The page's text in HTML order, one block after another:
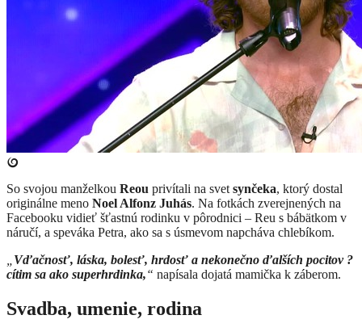
So svojou manželkou Reou privítali na svet synčeka, ktorý dostal
originálne meno Noel Alfonz Juhás. Na fotkách zverejnených na
Facebooku vidieť šťastnú rodinku v pôrodnici – Reu s bábätkom v
náručí, a speváka Petra, ako sa s úsmevom napcháva chlebíkom.
Vďačnosť, láska, bolesť, hrdosť a nekonečno ďalších pocitov ?
cítim sa ako superhrdinka,“ napísala dojatá mamička k záberom.
Svadba, umenie, rodina